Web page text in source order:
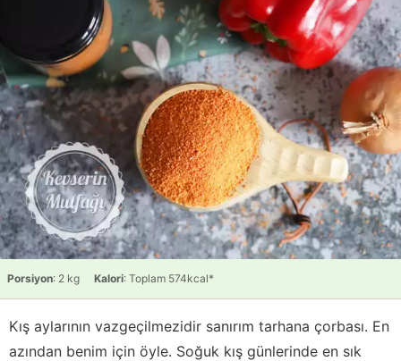
Porsiyon: 2 kg Kalori: Toplam 574kcal*
Kış aylarının vazgeçilmezidir sanırım tarhana çorbası. En
azından benim için öyle. Soğuk kış günlerinde en sık